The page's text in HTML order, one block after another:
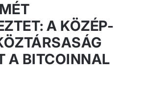
A KÖZÉP-
A BITCOINNAL